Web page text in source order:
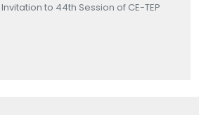
Invitation to 44th Session of CE-TEP